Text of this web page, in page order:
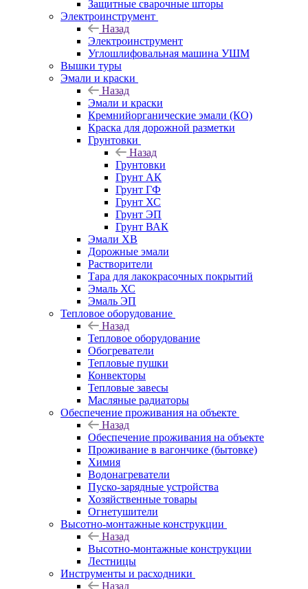
Защитные сварочные шторы
Электроинструмент
Назад
Электроинструмент
Углошлифовальная машина УШМ
Вышки туры
Эмали и краски
Назад
Эмали и краски
Кремнийорганические эмали (КО)
Краска для дорожной разметки
Грунтовки
Назад
Грунтовки
Грунт АК
Грунт ГФ
Грунт ХС
Грунт ЭП
Грунт ВАК
Эмали ХВ
Дорожные эмали
Растворители
Тара для лакокрасочных покрытий
Эмаль ХС
Эмаль ЭП
Тепловое оборудование
Назад
Тепловое оборудование
Обогреватели
Тепловые пушки
Конвекторы
Тепловые завесы
Масляные радиаторы
Обеспечение проживания на объекте
Назад
Обеспечение проживания на объекте
Проживание в вагончике (бытовке)
Химия
Водонагреватели
Пуско-зарядные устройства
Хозяйственные товары
Огнетушители
Высотно-монтажные конструкции
Назад
Высотно-монтажные конструкции
Лестницы
Инструменты и расходники
Назад